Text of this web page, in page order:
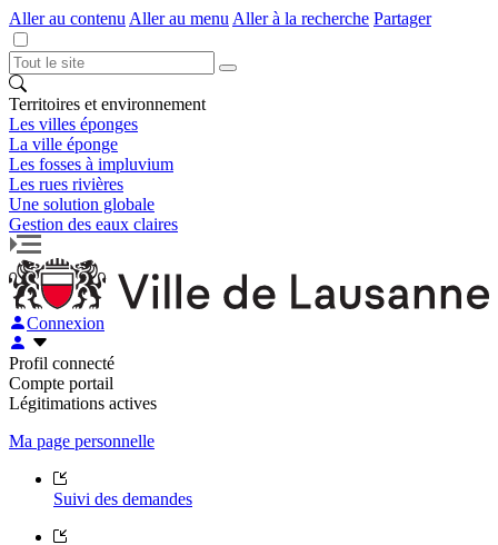
Aller au contenu Aller au menu Aller à la recherche Partager
Territoires et environnement
Les villes éponges
La ville éponge
Les fosses à impluvium
Les rues rivières
Une solution globale
Gestion des eaux claires
Connexion
Profil connecté
Compte portail
Légitimations actives
Ma page personnelle
Suivi des demandes